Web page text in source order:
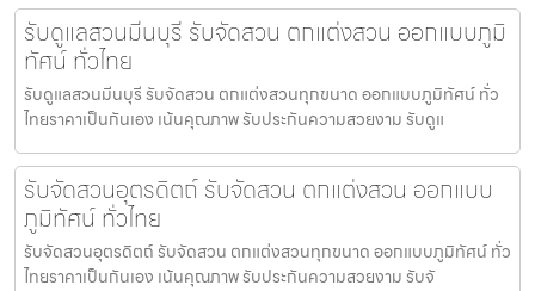
รับดูแลสวนมีนบุรี รับจัดสวน ตกแต่งสวน ออกแบบภูมิ
ทัศน์ ทั่วไทย
รับดูแลสวนมีนบุรี รับจัดสวน ตกแต่งสวนทุกขนาด ออกแบบภูมิทัศน์ ทั่ว
ไทยราคาเป็นกันเอง เน้นคุณภาพ รับประกันความสวยงาม รับดูแ
รับจัดสวนอุตรดิตถ์ รับจัดสวน ตกแต่งสวน ออกแบบ
ภูมิทัศน์ ทั่วไทย
รับจัดสวนอุตรดิตถ์ รับจัดสวน ตกแต่งสวนทุกขนาด ออกแบบภูมิทัศน์ ทั่ว
ไทยราคาเป็นกันเอง เน้นคุณภาพ รับประกันความสวยงาม รับจั